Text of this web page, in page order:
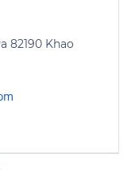
82190 Khao